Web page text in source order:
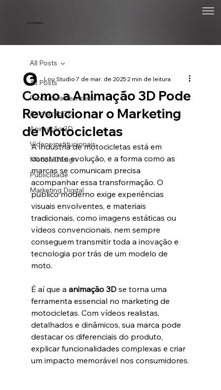
Lou Studios
All Posts
Produtora de vídeos
Animação 2D
Animação 3D
Vídeos institucionais
Motion Design
Publicidade
Marketing Digital
All Posts
Como a Animação 3D Pode
Revolucionar o Marketing
de Motocicletas
Lou Studio7 de mar. de 20252 min de leitura
A indústria de motocicletas está em
constante evolução, e a forma como as
marcas se comunicam precisa
acompanhar essa transformação. O
público moderno exige experiências
visuais envolventes, e materiais
tradicionais, como imagens estáticas ou
vídeos convencionais, nem sempre
conseguem transmitir toda a inovação e
tecnologia por trás de um modelo de
moto.
É aí que a animação 3D se torna uma
ferramenta essencial no marketing de
motocicletas. Com vídeos realistas,
detalhados e dinâmicos, sua marca pode
destacar os diferenciais do produto,
explicar funcionalidades complexas e criar
um impacto memorável nos consumidores.